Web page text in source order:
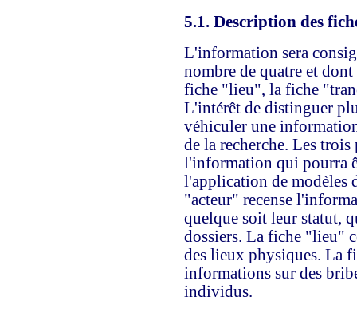
5.1. Description des
L'information sera
nombre de quatre et
fiche "lieu", la fiche
L'intérêt de distinguer
véhiculer une
de la recherche. Les
l'information qui pourra
l'application de modèles
"acteur" recense
quelque soit leur statut,
dossiers. La fiche "lieu"
des lieux physiques. La
informations sur des
individus.